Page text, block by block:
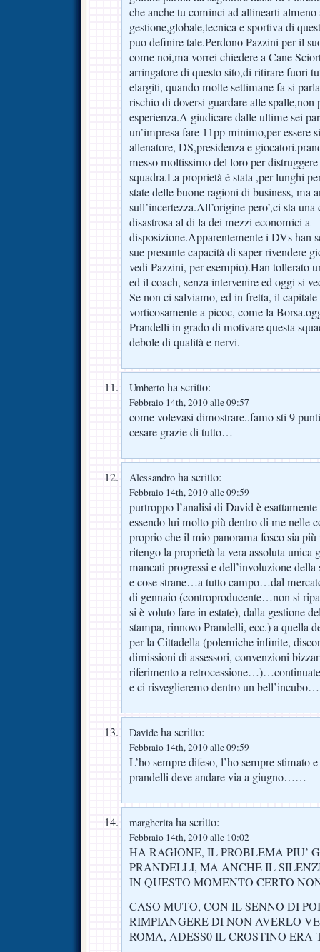
che anche tu cominci ad allinearti
gestione,globale,tecnica e sportiva di
puo definire tale.Perdono Pazzini per il
come noi,ma vorrei chiedere a Cane
arringatore di questo sito,di ritirare fuori
elargiti, quando molte settimane fa si
rischio di doversi guardare alle spalle,non
esperienza.A giudicare dalle ultime sei
un’impresa fare 11pp minimo,per essere
allenatore, DS,presidenza e
messo moltissimo del loro per
squadra.La proprietà é stata ,per lunghi
state delle buone ragioni di business, ma
sull’incertezza.All’origine pero’,ci sta
disastrosa al di la dei mezzi economici a
disposizione.Apparentemente i DVs han
sue presunte capacità di saper rivendere
vedi Pazzini, per esempio).Han tollerato
ed il coach, senza intervenire ed oggi si
Se non ci salviamo, ed in fretta, il
vorticosamente a picoc, come la
Prandelli in grado di motivare questa
debole di qualità e nervi.
Umberto ha scritto:
Febbraio 14th, 2010 alle 09:57
come volevasi dimostrare..famo sti 9
cesare grazie di tutto…
Alessandro ha scritto:
Febbraio 14th, 2010 alle 09:59
purtroppo l’analisi di David è
essendo lui molto più dentro di me nelle
proprio che il mio panorama fosco sia
ritengo la proprietà la vera assoluta unica
mancati progressi e dell’involuzione
e cose strane…a tutto campo…dal
di gennaio (controproducente…non si
si è voluto fare in estate), dalla gestione
stampa, rinnovo Prandelli, ecc.) a quella
per la Cittadella (polemiche infinite,
dimissioni di assessori, convenzioni
riferimento a retrocessione…)…continuate
e ci risveglieremo dentro un bell’incubo…
Davide ha scritto:
Febbraio 14th, 2010 alle 09:59
L’ho sempre difeso, l’ho sempre stimato
prandelli deve andare via a giugno……
margheritaha scritto:
Febbraio 14th, 2010 alle 10:02
HA RAGIONE, IL PROBLEMA PIU’
PRANDELLI, MA ANCHE IL
IN QUESTO MOMENTO CERTO
CASO MUTO, CON IL SENNO DI POI
RIMPIANGERE DI NON AVERLO
ROMA, ADESS0 IL CROSTINO ERA